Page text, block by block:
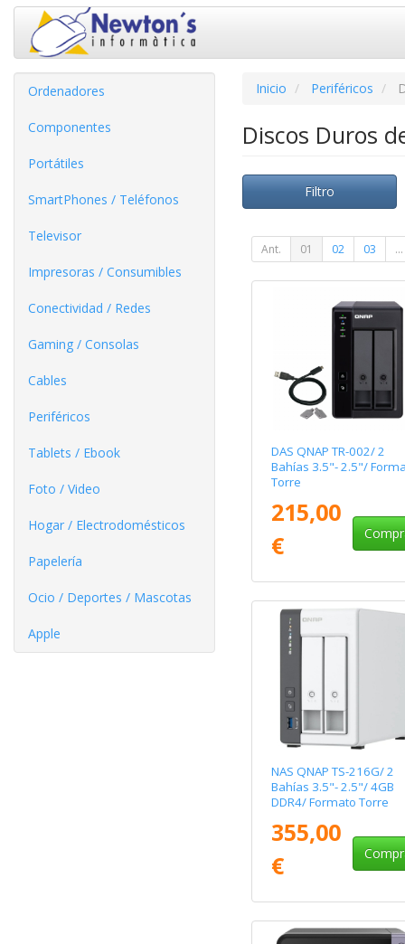
Ordenadores
Componentes
Portátiles
SmartPhones / Teléfonos
Televisor
Impresoras / Consumibles
Conectividad / Redes
Gaming / Consolas
Cables
Periféricos
Tablets / Ebook
Foto / Video
Hogar / Electrodomésticos
Papelería
Ocio / Deportes / Mascotas
Apple
Inicio Periféricos
Discos Duros
Filtro
Ant. 01 02 03 ...
DAS QNAP TR-002/ 2
Bahías 3.5"- 2.5"/
Torre
215,00
€
NAS QNAP TS-216G/ 2
Bahías 3.5"- 2.5"/ 4GB
DDR4/ Formato Torre
355,00
€